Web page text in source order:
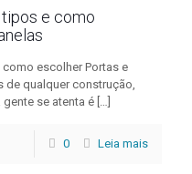
e como
escolher Portas e
de qualquer construção,
se atenta é […]
0 Leia mais